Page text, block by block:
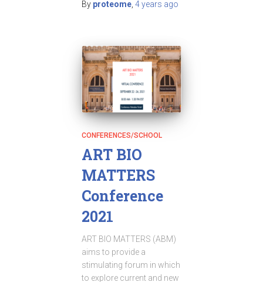
By proteome 4 years ago
CONFERENCES/SCHOOL
ART BIO
MATTERS
Conference
2021
ART BIO MATTERS (ABM)
aims to provide a
stimulating forum in which
to explore current and new